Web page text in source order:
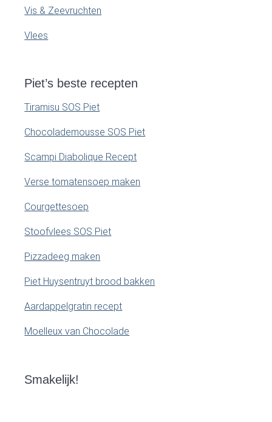
Vis & Zeevruchten
Vlees
Piet’s beste recepten
Tiramisu SOS Piet
Chocolademousse SOS Piet
Scampi Diabolique Recept
Verse tomatensoep maken
Courgettesoep
Stoofvlees SOS Piet
Pizzadeeg maken
Piet Huysentruyt brood bakken
Aardappelgratin recept
Moelleux van Chocolade
Smakelijk!